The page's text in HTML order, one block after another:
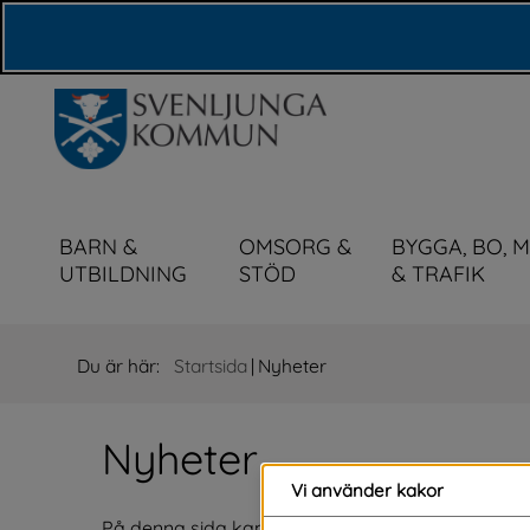
BARN &
UTBILDNING
OMSORG &
STÖD
BYGGA, BO,
& TRAFIK
Du är här: Startsida | Nyheter
Nyheter
Vi använder kakor